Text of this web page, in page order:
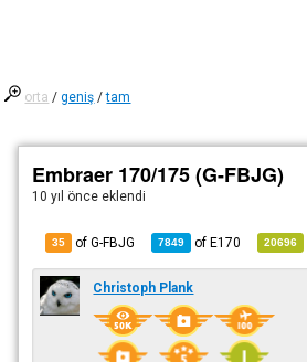
orta /geniş /tam
Embraer 170/175 (G-FBJG)
10 yıl önce eklendi
35 of G-FBJG 7849 ofE170 20696
Christoph Plank